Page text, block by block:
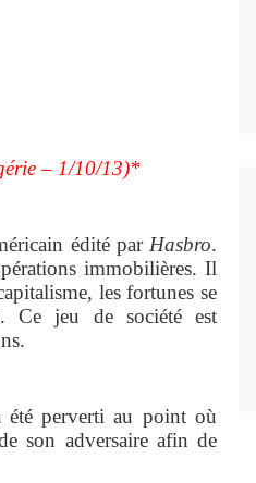
– 1/10/13)*
édité par Hasbro.
immobilières. Il
les fortunes se
Ce jeu de société est
été perverti au point où
son adversaire afin de